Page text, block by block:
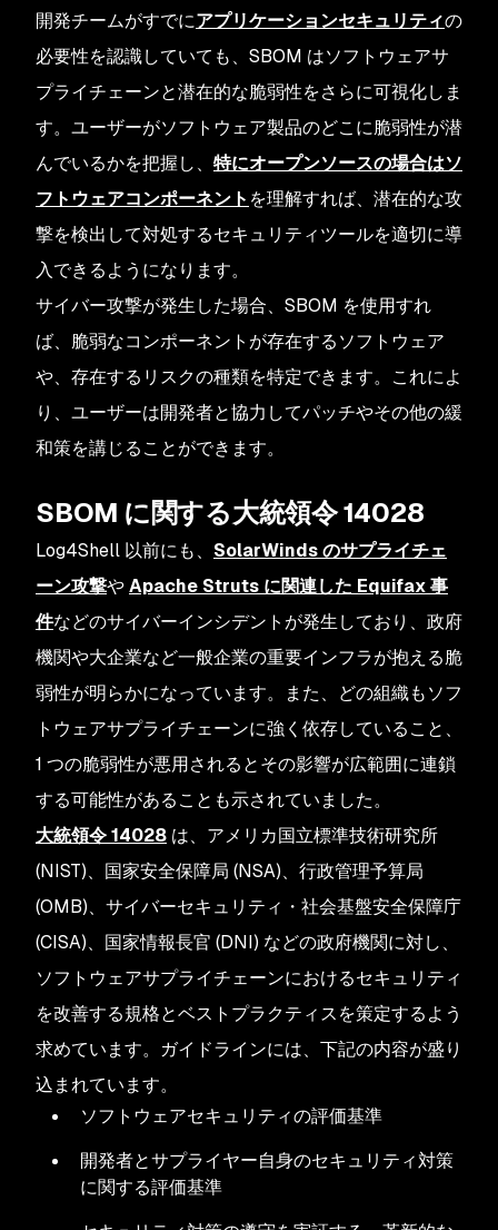
開発チームがすでにアプリケーションセキュリティの
必要性を認識していても、SBOM はソフトウェアサ
プライチェーンと潜在的な脆弱性をさらに可視化しま
す。ユーザーがソフトウェア製品のどこに脆弱性が潜
んでいるかを把握し、 特にオープンソースの場合はソ
フトウェアコンポーネント を理解すれば、潜在的な攻
撃を検出して対処するセキュリティツールを適切に導
入できるようになります。
サイバー攻撃が発生した場合、SBOM を使用すれ
ば、脆弱なコンポーネントが存在するソフトウェア
や、存在するリスクの種類を特定できます。これによ
り、ユーザーは開発者と協力してパッチやその他の緩
和策を講じることができます。
SBOM に関する大統領令 14028
Log4Shell 以前にも、 SolarWinds のサプライチェ
ーン攻撃やApache Struts に関連した Equifax 事
件などのサイバーインシデントが発生しており、政府
機関や大企業など一般企業の重要インフラが抱える脆
弱性が明らかになっています。また、どの組織もソフ
トウェアサプライチェーンに強く依存していること、
1 つの脆弱性が悪用されるとその影響が広範囲に連鎖
する可能性があることも示されていました。
大統領令 14028 は、アメリカ国立標準技術研究所
(NIST)、国家安全保障局 (NSA)、行政管理予算局
(OMB)、サイバーセキュリティ・社会基盤安全保障庁
(CISA)、国家情報長官 (DNI) などの政府機関に対し、
ソフトウェアサプライチェーンにおけるセキュリティ
を改善する規格とベストプラクティスを策定するよう
求めています。ガイドラインには、下記の内容が盛り
込まれています。
ソフトウェアセキュリティの評価基準
開発者とサプライヤー自身のセキュリティ対策
に関する評価基準